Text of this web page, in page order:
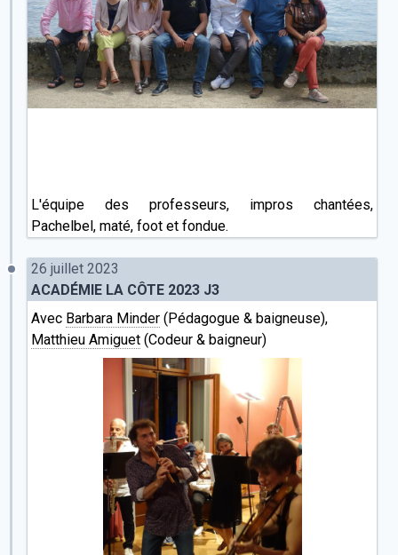
L'équipe des professeurs, impros chantées,
Pachelbel, maté, foot et fondue.
26 juillet 2023
ACADÉMIE LA CÔTE 2023 J3
Avec Barbara Minder (Pédagogue & baigneuse),
Matthieu Amiguet (Codeur & baigneur)